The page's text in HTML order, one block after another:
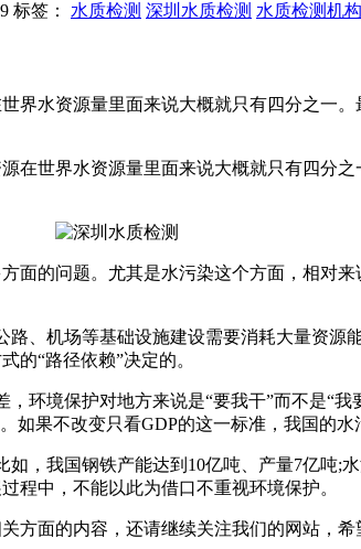
标签： 水质检测 深圳水质检测 水质检测机构
界水资源量里面来说大概就只有四分之一
世界水资源量里面来说大概就只有四分之
的问题。尤其是水污染这个方面，相对来
机场等基础设施建设需要消耗大量资源
的“路径依赖”决定的。
境保护对地方来说是“要我干”而不是“我
果不改变只看GDP的这一标准，我国的水
我国钢铁产能达到10亿吨、产量7亿吨;
程中，不能以此为借口不重视环境保护。
方面的内容，还请继续关注我们的网站，希